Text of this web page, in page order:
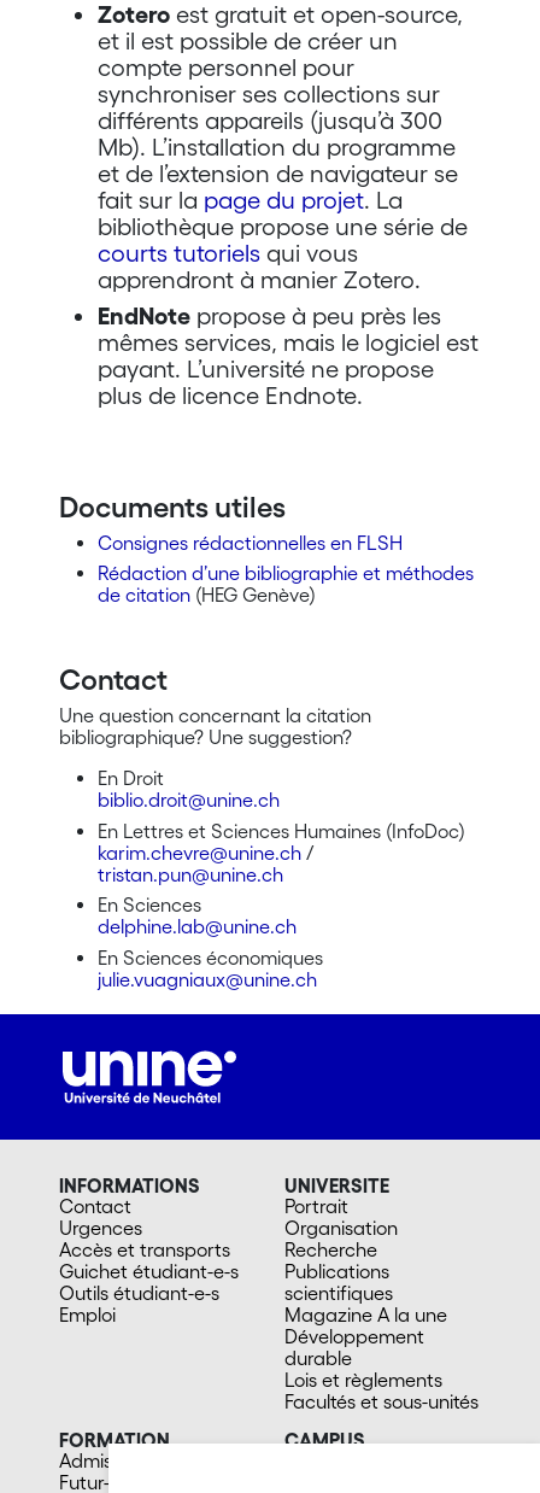
Zoteroest gratuit et open-source,
et il est possible de créer un
compte personnel pour
synchroniser ses collections sur
différents appareils (jusqu’à 300
Mb). L’installation du programme
et de l’extension de navigateur se
fait sur la page du projet. La
bibliothèque propose une série de
courts tutorielsqui vous
apprendront à manier Zotero.
EndNotepropose à peu près les
mêmes services, mais le logiciel est
payant. L’université ne propose
plus de licence Endnote.
Documents utiles
Consignes rédactionnelles en FLSH
Rédaction d’une bibliographie et méthodes
de citation(HEG Genève)
Contact
Une question concernant la citation
bibliographique? Une suggestion?
En Droit
biblio.droit@unine.ch
En Lettres et Sciences Humaines (InfoDoc)
karim.chevre@unine.ch/
tristan.pun@unine.ch
En Sciences
delphine.lab@unine.ch
En Sciences économiques
julie.vuagniaux@unine.ch
INFORMATIONS
Contact
Urgences
Accès et transports
Guichet étudiant-e-s
Outils étudiant-e-s
Emploi
UNIVERSITE
Portrait
Organisation
Recherche
Publications
scientifiques
Magazine A la une
Développement
durable
Lois et règlements
Facultés et sous-unités
FORMATION
Admission
Futur-e étudiant-e
CAMPUS